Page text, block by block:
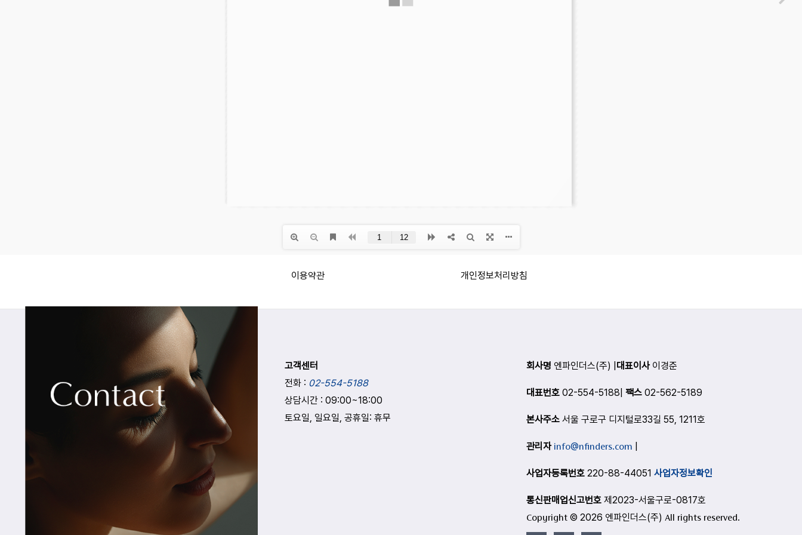
이용약관 개인정보처리방침
고객센터
전화 : 02-554-5188
상담시간 : 09:00~18:00
토요일, 일요일, 공휴일: 휴무
회사명 엔파인더스(주) | 대표이사이경준
대표번호 02-554-5188| 팩스 02-562-5189
본사주소 서울 구로구 디지털로33길 55, 1211호
관리자 info@nfinders.com
사업자등록번호 220-88-44051 사업자정보확인
통신판매업신고번호 제2023-서울구로-0817호
Copyright © 2026 엔파인더스(주) All rights reserved.